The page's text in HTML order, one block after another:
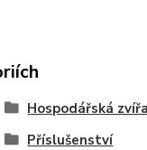
Hospodářská
Příslušenství